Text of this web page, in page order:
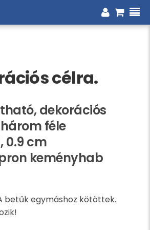
célra.
dekorációs
féle
0.9 cm
keményhab
betűk egymáshoz kötöttek.